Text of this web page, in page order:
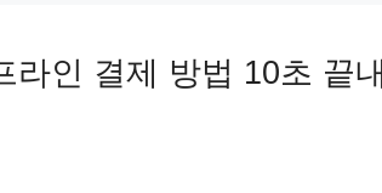
인 결제 방법 10초 끝내